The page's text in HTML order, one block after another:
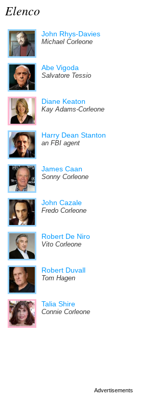
Elenco
John Rhys-Davies
Michael Corleone
Abe Vigoda
Salvatore Tessio
Diane Keaton
Kay Adams-Corleone
Harry Dean Stanton
an FBI agent
James Caan
Sonny Corleone
John Cazale
Fredo Corleone
Robert De Niro
Vito Corleone
Robert Duvall
Tom Hagen
Talia Shire
Connie Corleone